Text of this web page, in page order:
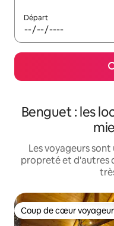
Départ
Benguet : les
Les voyageurs
propreté et d'autres
Coup de cœur
Coup de cœur